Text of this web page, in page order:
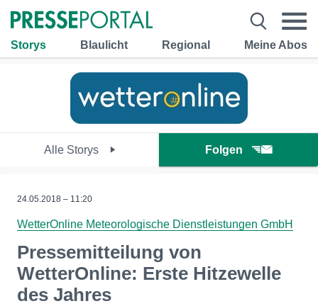
Storys Blaulicht Regional Meine Abos
Alle Storys Folgen
24.05.2018 – 11:20
WetterOnline Meteorologische Dienstleistungen GmbH
Pressemitteilung von
WetterOnline: Erste Hitzewelle
des Jahres